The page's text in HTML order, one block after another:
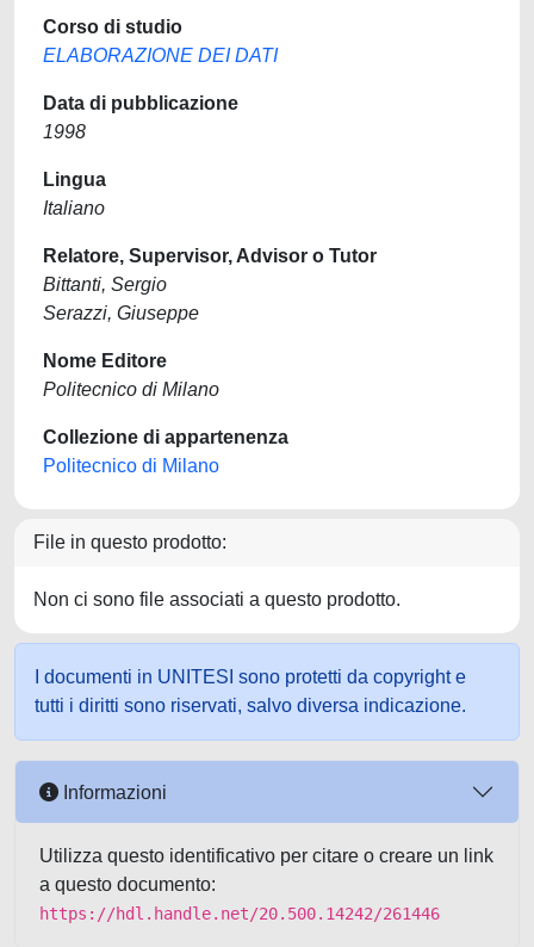
Corso di studio
ELABORAZIONE DEI DATI
Data di pubblicazione
1998
Lingua
Italiano
Relatore, Supervisor, Advisor o Tutor
Bittanti, Sergio
Serazzi, Giuseppe
Nome Editore
Politecnico di Milano
Collezione di appartenenza
Politecnico di Milano
File in questo prodotto:
Non ci sono file associati a questo prodotto.
I documenti in UNITESI sono protetti da copyright e
tutti i diritti sono riservati, salvo diversa indicazione.
Informazioni
Utilizza questo identificativo per citare o creare un link
a questo documento:
https://hdl.handle.net/20.500.14242/261446